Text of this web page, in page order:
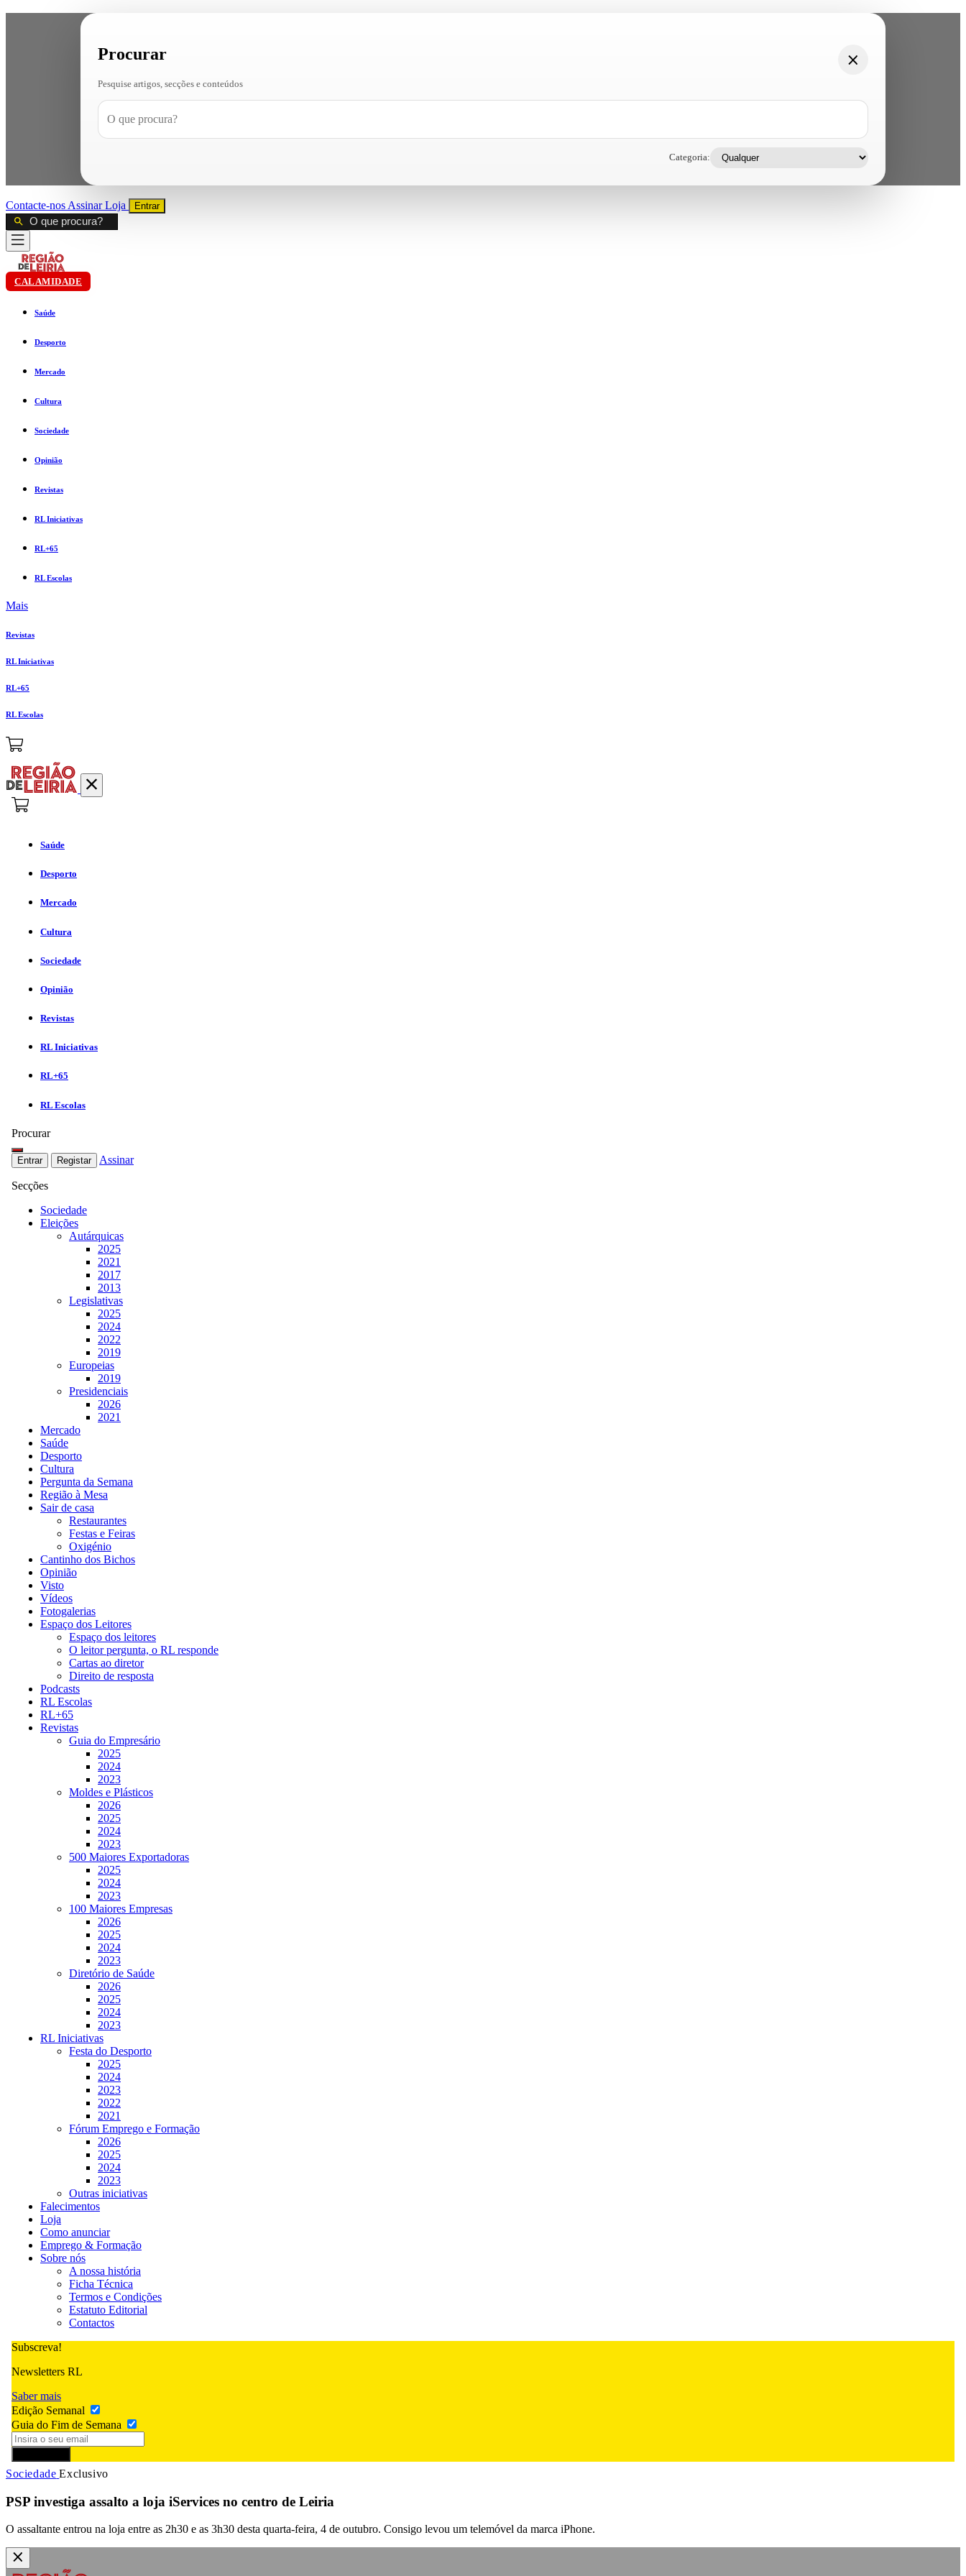
Procurar
Pesquise artigos, secções e conteúdos
Categoria:
Contacte-nos AssinarLoja Entrar
CALAMIDADE
Saúde
Desporto
Mercado
Cultura
Sociedade
Opinião
Revistas
RL Iniciativas
RL+65
RL Escolas
Mais
Revistas
RL Iniciativas
RL+65
RL Escolas
Saúde
Desporto
Mercado
Cultura
Sociedade
Opinião
Revistas
RL Iniciativas
RL+65
RL Escolas
Procurar
Entrar Registar Assinar
Secções
Sociedade
Eleições
Autárquicas
2025
2021
2017
2013
Legislativas
2025
2024
2022
2019
Europeias
2019
Presidenciais
2026
2021
Mercado
Saúde
Desporto
Cultura
Pergunta da Semana
Região à Mesa
Sair de casa
Restaurantes
Festas e Feiras
Oxigénio
Cantinho dos Bichos
Opinião
Visto
Vídeos
Fotogalerias
Espaço dos Leitores
Espaço dos leitores
O leitor pergunta, o RL responde
Cartas ao diretor
Direito de resposta
Podcasts
RL Escolas
RL+65
Revistas
Guia do Empresário
2025
2024
2023
Moldes e Plásticos
2026
2025
2024
2023
500 Maiores Exportadoras
2025
2024
2023
100 Maiores Empresas
2026
2025
2024
2023
Diretório de Saúde
2026
2025
2024
2023
RL Iniciativas
Festa do Desporto
2025
2024
2023
2022
2021
Fórum Emprego e Formação
2026
2025
2024
2023
Outras iniciativas
Falecimentos
Loja
Como anunciar
Emprego & Formação
Sobre nós
A nossa história
Ficha Técnica
Termos e Condições
Estatuto Editorial
Contactos
Subscreva!
Newsletters RL
Saber mais
Edição Semanal
Guia do Fim de Semana
Sociedade Exclusivo
PSP investiga assalto a loja iServices no centro de Leiria
O assaltante entrou na loja entre as 2h30 e as 3h30 desta quarta-feira, 4 de outubro. Consigo levou um telemóvel da marca iPhone.